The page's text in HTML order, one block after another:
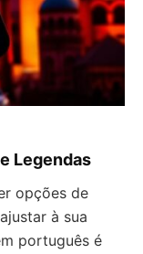
Legendas
opções de
à sua
português é